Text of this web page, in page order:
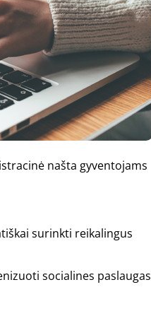
našta gyventojams
surinkti reikalingus
socialines paslaugas